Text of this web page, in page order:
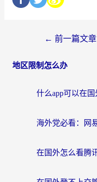
← 前一篇文章
地区限制怎么办